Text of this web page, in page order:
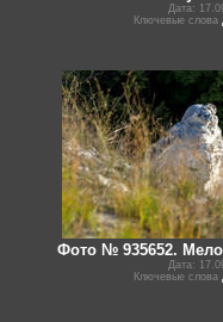
Дата:
Ключевые слова
Фото № 935652.
Дата:
Ключевые слова